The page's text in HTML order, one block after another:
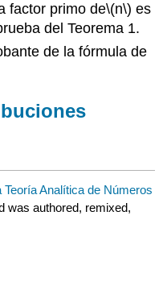
factor primo de\(n\) es
del Teorema 1.
de la fórmula de
Teoría Analítica de Números
was authored, remixed,